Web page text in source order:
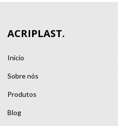
ACRIPLAST.
Início
Sobre nós
Produtos
Blog